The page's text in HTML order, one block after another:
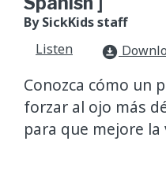
By SickKids staff
Listen
download_for_offline
Conozca cómo un
forzar al ojo más
para que mejore